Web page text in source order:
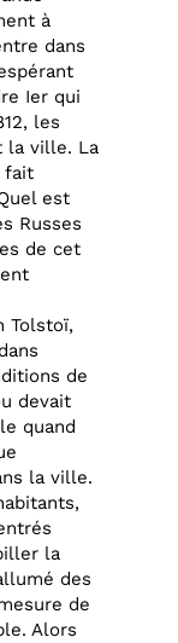
à
dans
Ier qui
les
la ville. La
fait
est
Russes
de cet
Tolstoï,
de
devait
quand
la ville.
la
des
de
Alors